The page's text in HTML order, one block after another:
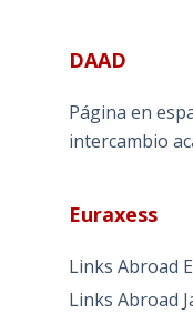
DAAD
Página en
intercambio
Euraxess
Links Abroad
Links Abroad